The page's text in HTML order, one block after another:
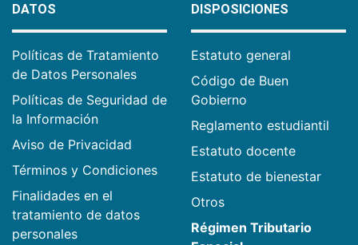
DATOS
Políticas de Tratamiento
de Datos Personales
Políticas de Seguridad de
la Información
Aviso de Privacidad
Términos y Condiciones
Finalidades en el
tratamiento de datos
personales
DISPOSICIONES
Estatuto general
Código de Buen
Gobierno
Reglamento estudiantil
Estatuto docente
Estatuto de bienestar
Otros
Régimen Tributario